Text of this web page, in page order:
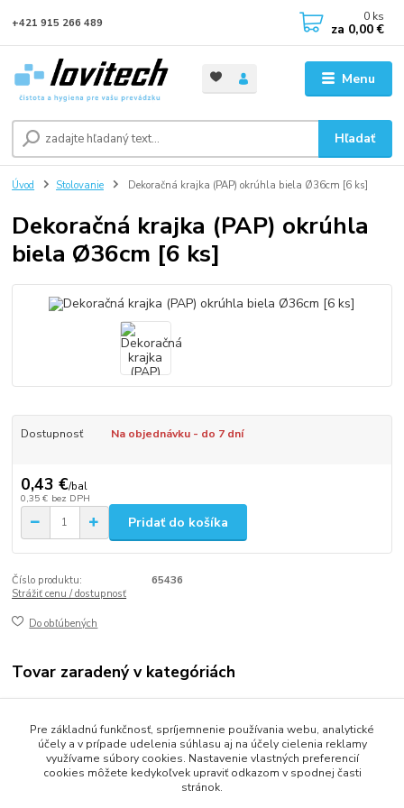
Menu
Hľadať
+421 915 266 489 0 ks
za 0,00 €
Úvod Stolovanie Dekoračná krajka (PAP) okrúhla biela Ø36cm [6 ks]
Dekoračná krajka (PAP) okrúhla
biela Ø36cm [6 ks]
Dostupnosť Na objednávku - do 7 dní
0,43 €/bal
0,35 € bez DPH
Pridať do košíka
Číslo produktu:
65436
Strážiť cenu / dostupnosť
Do obľúbených
Tovar zaradený v kategóriách
Stolovanie
Krajky a rozetky
Pre základnú funkčnosť, spríjemnenie používania webu, analytické
účely a v prípade udelenia súhlasu aj na účely cielenia reklamy
využívame súbory cookies. Nastavenie vlastných preferencií
cookies môžete kedykoľvek upraviť odkazom v spodnej časti
stránok.